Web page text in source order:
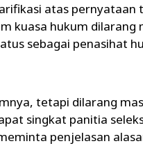
atas pernyataan
kuasa hukum
sebagai penasihat
tetapi dilarang
singkat panitia
penjelasan